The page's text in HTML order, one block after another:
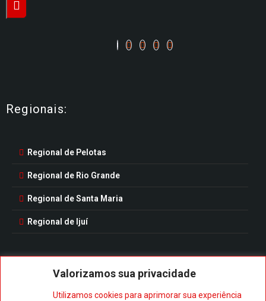
Valorizamos sua privacidade
Utilizamos cookies para aprimorar sua experiência
Regionais:
Regional de Pelotas
Regional de Rio Grande
Regional de Santa Maria
Regional de Ijuí